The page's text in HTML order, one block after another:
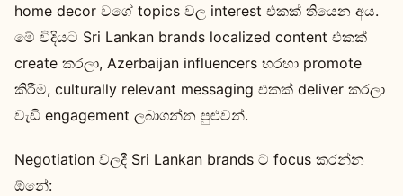
home decor වගේ topics වල interest එකක් තියෙන අය.
මේ විදියට Sri Lankan brands localized content එකක්
create කරලා, Azerbaijan influencers හරහා promote
කිරීම, culturally relevant messaging එකක් deliver කරලා
වැඩි engagement ලබාගන්න පුළුවන්.
Negotiation වලදී Sri Lankan brands ට focus කරන්න
ඕනේ: